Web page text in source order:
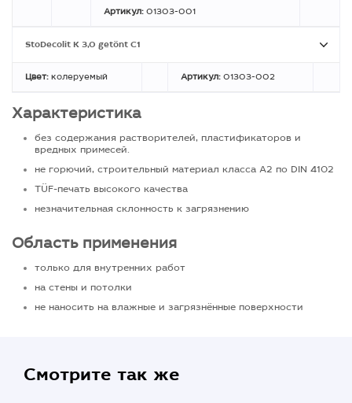
Артикул: 01303-001
StoDecolit K 3,0 getönt C1
Цвет: колеруемый Артикул: 01303-002
Характеристика
без содержания растворителей, пластификаторов и
вредных примесей.
не горючий, строительный материал класса А2 по DIN 4102
TÜF-печать высокого качества
незначительная склонность к загрязнению
Область применения
только для внутренних работ
на стены и потолки
не наносить на влажные и загрязнённые поверхности
Смотрите так же